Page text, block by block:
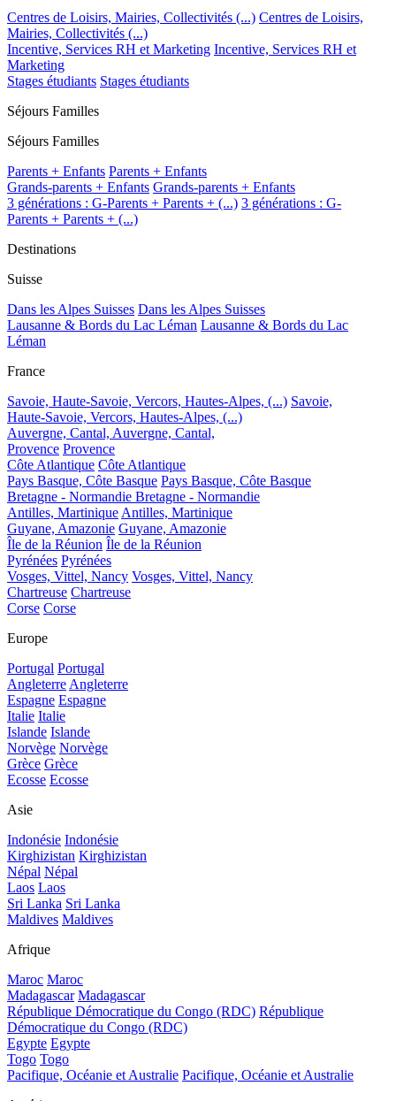
Centres de Loisirs, Mairies, Collectivités (...) Centres de Loisirs,
Mairies, Collectivités (...)
Incentive, Services RH et Marketing Incentive, Services RH et
Marketing
Stages étudiants Stages étudiants
Séjours Familles
Séjours Familles
Parents + Enfants Parents + Enfants
Grands-parents + Enfants Grands-parents + Enfants
3 générations : G-Parents + Parents + (...) 3 générations : G-
Parents + Parents + (...)
Destinations
Suisse
Dans les Alpes Suisses Dans les Alpes Suisses
Lausanne & Bords du Lac Léman Lausanne & Bords du Lac
Léman
France
Savoie, Haute-Savoie, Vercors, Hautes-Alpes, (...) Savoie,
Haute-Savoie, Vercors, Hautes-Alpes, (...)
Auvergne, Cantal, Auvergne, Cantal,
Provence Provence
Côte Atlantique Côte Atlantique
Pays Basque, Côte Basque Pays Basque, Côte Basque
Bretagne - Normandie Bretagne - Normandie
Antilles, Martinique Antilles, Martinique
Guyane, Amazonie Guyane, Amazonie
Île de la Réunion Île de la Réunion
Pyrénées Pyrénées
Vosges, Vittel, Nancy Vosges, Vittel, Nancy
Chartreuse Chartreuse
Corse Corse
Europe
Portugal Portugal
Angleterre Angleterre
Espagne Espagne
Italie Italie
Islande Islande
Norvège Norvège
Grèce Grèce
Ecosse Ecosse
Asie
Indonésie Indonésie
Kirghizistan Kirghizistan
Népal Népal
Laos Laos
Sri Lanka Sri Lanka
Maldives Maldives
Afrique
Maroc Maroc
Madagascar Madagascar
République Démocratique du Congo (RDC) République
Démocratique du Congo (RDC)
Egypte Egypte
Togo Togo
Pacifique, Océanie et Australie Pacifique, Océanie et Australie